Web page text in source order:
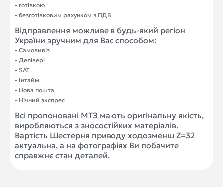
- готівкою
- безготівковим рахунком з ПДВ
Відправлення можливе в будь-який регіон
України зручним для Вас способом:
- Самовивіз
- Делівері
- SAT
- Інтайм
- Нова пошта
- Нічний экспрес
Всі пропоновані МТЗ мають оригінальну якість,
виробляються з зносостійких матеріалів.
Вартість Шестерня приводу ходозменш Z=32
актуальна, а на фотографіях Ви побачите
справжнє стан деталей.